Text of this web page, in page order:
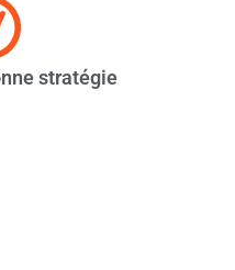
stratégie